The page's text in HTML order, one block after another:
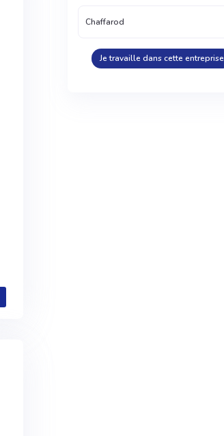
Chaffarod
Je travaille dans cette entreprise